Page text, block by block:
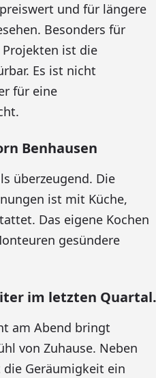
und für längere
Besonders für
ist die
Es ist nicht
für eine
Benhausen
überzeugend. Die
ist mit Küche,
Das eigene Kochen
gesündere
im letzten Quartal.
am Abend bringt
von Zuhause. Neben
Geräumigkeit ein